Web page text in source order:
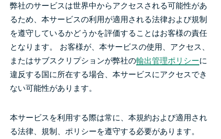
弊社のサービスは世界中からアクセスされる可能性があ
るため、本サービスの利用が適用される法律および規制
を遵守しているかどうかを評価することはお客様の責任
となります。 お客様が、本サービスの使用、アクセス、
またはサブスクリプションが弊社の輸出管理ポリシーに
違反する国に所在する場合、本サービスにアクセスでき
ない可能性があります。
本サービスを利用する際は常に、本規約および適用され
る法律、規制、ポリシーを遵守する必要があります。